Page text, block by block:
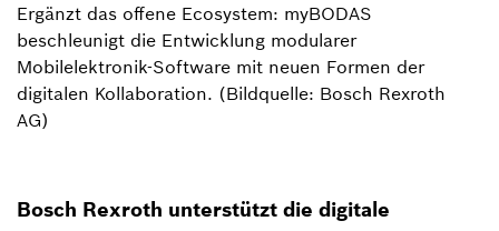
Ergänzt das offene Ecosystem: myBODAS
beschleunigt die Entwicklung modularer
Mobilelektronik-Software mit neuen Formen der
digitalen Kollaboration. (Bildquelle: Bosch Rexroth
AG)
Bosch Rexroth unterstützt die digitale